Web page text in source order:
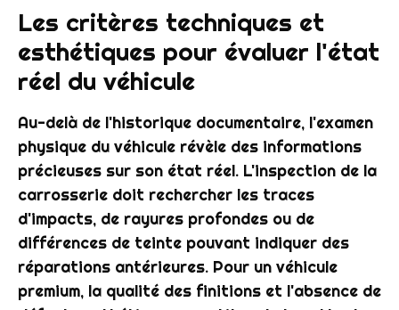
Les critères techniques et
esthétiques pour évaluer l'état
réel du véhicule
Au-delà de l'historique documentaire, l'examen
physique du véhicule révèle des informations
précieuses sur son état réel. L'inspection de la
carrosserie doit rechercher les traces
d'impacts, de rayures profondes ou de
différences de teinte pouvant indiquer des
réparations antérieures. Pour un véhicule
premium, la qualité des finitions et l'absence de